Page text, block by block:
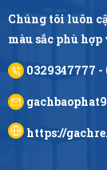
Chúng tôi luôn
màu sắc phù
0329347777 -
https://